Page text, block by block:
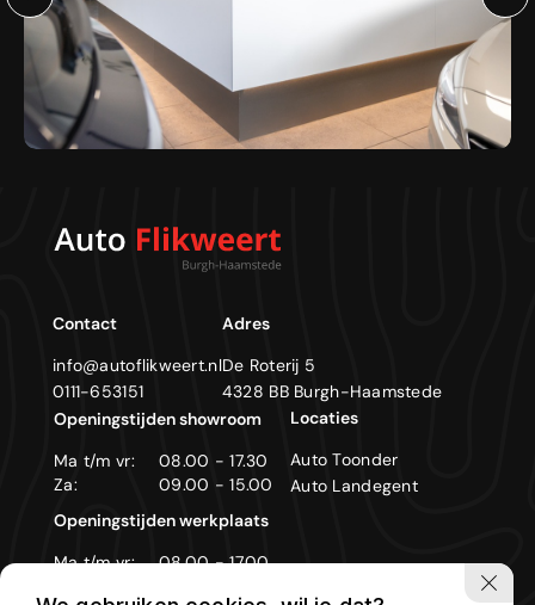
Contact
info@autoflikweert.nl
0111-653151
Adres
De Roterij 5
4328 BB Burgh-Haamstede
Openingstijden showroom
Ma t/m vr:
08.00 - 17.30
Za:
09.00 - 15.00
Openingstijden werkplaats
Ma t/m vr:
08.00 - 17.00
Zon- en feestdagen gesloten
Locaties
Auto Toonder
Auto Landegent